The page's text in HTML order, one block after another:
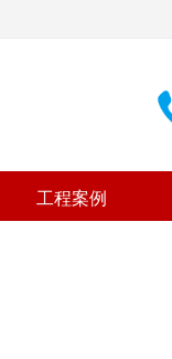
工程案例